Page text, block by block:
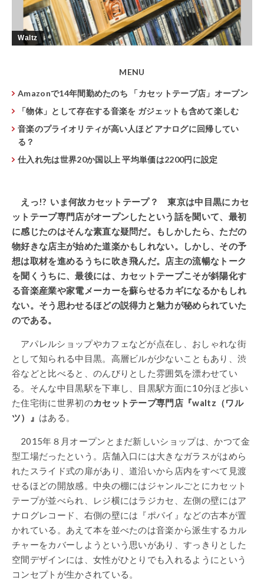
Waltz
MENU
Amazonで14年間勤めたのち 「カセットテープ店」オープン
「物体」として存在する音楽を ガジェットも含めて楽しむ
音楽のプライオリティが高い人ほど アナログに回帰してい
る？
仕入れ先は世界20か国以上 平均単価は2200円に設定
えっ!? いま何故カセットテープ？ 東京は中目黒にカセ
ットテープ専門店がオープンしたという話を聞いて、最初
に感じたのはそんな素直な疑問だ。もしかしたら、ただの
物好きな店主が始めた道楽かもしれない。しかし、その予
想は取材を進めるうちに吹き飛んだ。店主の流暢なトーク
を聞くうちに、最後には、カセットテープこそが斜陽化す
る音楽産業や家電メーカーを蘇らせるカギになるかもしれ
ない。そう思わせるほどの説得力と魅力が秘められていた
のである。
アパレルショップやカフェなどが点在し、おしゃれな街
として知られる中目黒。高層ビルが少ないこともあり、渋
谷などと比べると、のんびりとした雰囲気を漂わせてい
る。そんな中目黒駅を下車し、目黒駅方面に10分ほど歩い
た住宅街に世界初のカセットテープ専門店『waltz（ワル
ツ）』 はある。
2015年８月オープンとまだ新しいショップは、かつて金
型工場だったという。店舗入口には大きなガラスがはめら
れたスライド式の扉があり、道沿いから店内をすべて見渡
せるほどの開放感。中央の棚にはジャンルごとにカセット
テープが並べられ、レジ横にはラジカセ、左側の壁にはア
ナログレコード、右側の壁には『ポパイ』などの古本が置
かれている。あえて本を並べたのは音楽から派生するカル
チャーをカバーしようという思いがあり、すっきりとした
空間デザインには、女性がひとりでも入れるようにという
コンセプトが生かされている。